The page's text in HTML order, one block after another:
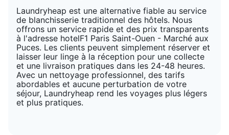
Laundryheap est une alternative fiable au service
de blanchisserie traditionnel des hôtels. Nous
offrons un service rapide et des prix transparents
à l'adresse hotelF1 Paris Saint-Ouen - Marché aux
Puces. Les clients peuvent simplement réserver et
laisser leur linge à la réception pour une collecte
et une livraison pratiques dans les 24-48 heures.
Avec un nettoyage professionnel, des tarifs
abordables et aucune perturbation de votre
séjour, Laundryheap rend les voyages plus légers
et plus pratiques.